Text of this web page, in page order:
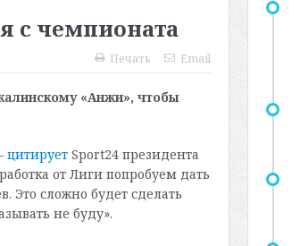
с чемпионата
Печать Email
«Анжи», чтобы
цитируетSport24 президента
от Лиги попробуем дать
Это сложно будет сделать
не буду».